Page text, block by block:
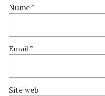
Nume*
Email*
Site web